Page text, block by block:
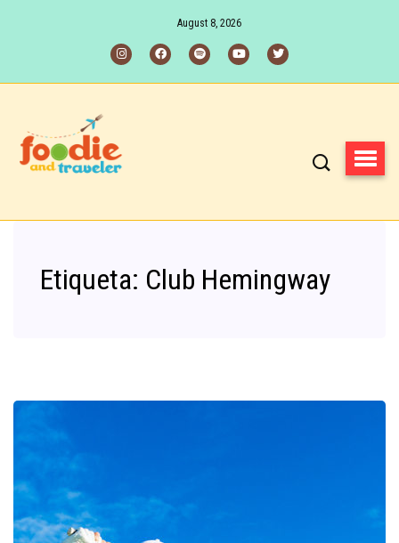
August 8, 2026
Etiqueta: Club Hemingway